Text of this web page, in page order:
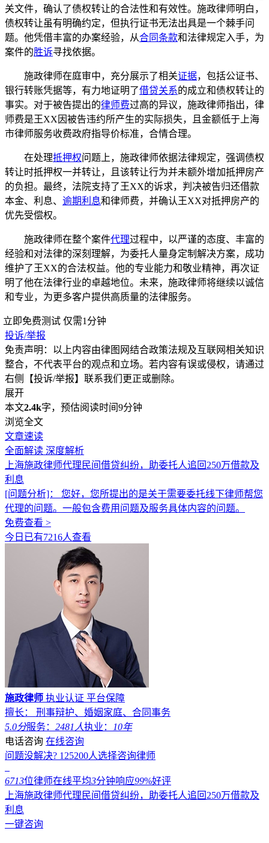
关文件，确认了债权转让的合法性和有效性。施政律师明白，
债权转让虽有明确约定，但执行证书无法出具是一个棘手问
题。他凭借丰富的办案经验，从合同条款和法律规定入手，为
案件的胜诉寻找依据。
施政律师在庭审中，充分展示了相关证据，包括公证书、
银行转账凭据等，有力地证明了借贷关系的成立和债权转让的
事实。对于被告提出的律师费过高的异议，施政律师指出，律
师费是王XX因被告违约所产生的实际损失，且金额低于上海
市律师服务收费政府指导价标准，合情合理。
在处理抵押权问题上，施政律师依据法律规定，强调债权
转让时抵押权一并转让，且该转让行为并未额外增加抵押房产
的负担。最终，法院支持了王XX的诉求，判决被告归还借款
本金、利息、 逾期利息和律师费，并确认王XX对抵押房产的
优先受偿权。
施政律师在整个案件代理过程中，以严谨的态度、丰富的
经验和对法律的深刻理解，为委托人量身定制解决方案，成功
维护了王XX的合法权益。他的专业能力和敬业精神，再次证
明了他在法律行业的卓越地位。未来，施政律师将继续以诚信
和专业，为更多客户提供高质量的法律服务。
立即免费测试 仅需1分钟
投诉/举报
免责声明：以上内容由律图网结合政策法规及互联网相关知识
整合，不代表平台的观点和立场。若内容有误或侵权，请通过
右侧【投诉/举报】联系我们更正或删除。
展开
本文2.4k字，预估阅读时间9分钟
浏览全文
文章速读
全面解读 深度解析
上海施政律师代理民间借贷纠纷，助委托人追回250万借款及
利息
[问题分析]：
您好，您所提出的是关于需要委托线下律师帮您
代理的问题。一般包含费用问题及服务具体内容的问题。
免费查看 >
今日已有7216人查看
施政律师 执业认证 平台保障
擅长： 刑事辩护、婚姻家庭、合同事务
5.0分服务： 2481人执业：
10年
电话咨询 在线咨询
问题没解决? 125200人选择咨询律师
6713位律师在线平均3分钟响应99%好评
上海施政律师代理民间借贷纠纷，助委托人追回250万借款及
利息
一键咨询